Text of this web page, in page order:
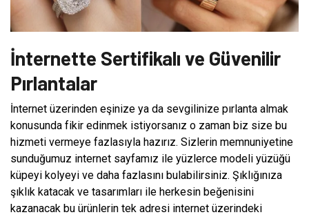
İnternette Sertifikalı ve Güvenilir
Pırlantalar
İnternet üzerinden eşinize ya da sevgilinize pırlanta almak
konusunda fikir edinmek istiyorsanız o zaman biz size bu
hizmeti vermeye fazlasıyla hazırız. Sizlerin memnuniyetine
sunduğumuz internet sayfamız ile yüzlerce modeli yüzüğü
küpeyi kolyeyi ve daha fazlasını bulabilirsiniz. Şıklığınıza
şıklık katacak ve tasarımları ile herkesin beğenisini
kazanacak bu ürünlerin tek adresi internet üzerindeki